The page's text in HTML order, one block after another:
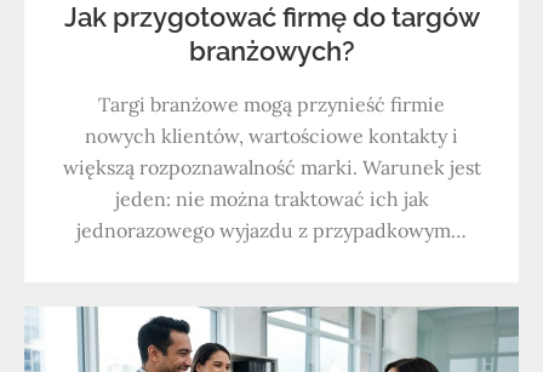
Jak przygotować firmę do targów
branżowych?
Targi branżowe mogą przynieść firmie
nowych klientów, wartościowe kontakty i
większą rozpoznawalność marki. Warunek jest
jeden: nie można traktować ich jak
jednorazowego wyjazdu z przypadkowym…